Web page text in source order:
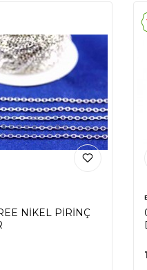
NİKEL PİRİNÇ